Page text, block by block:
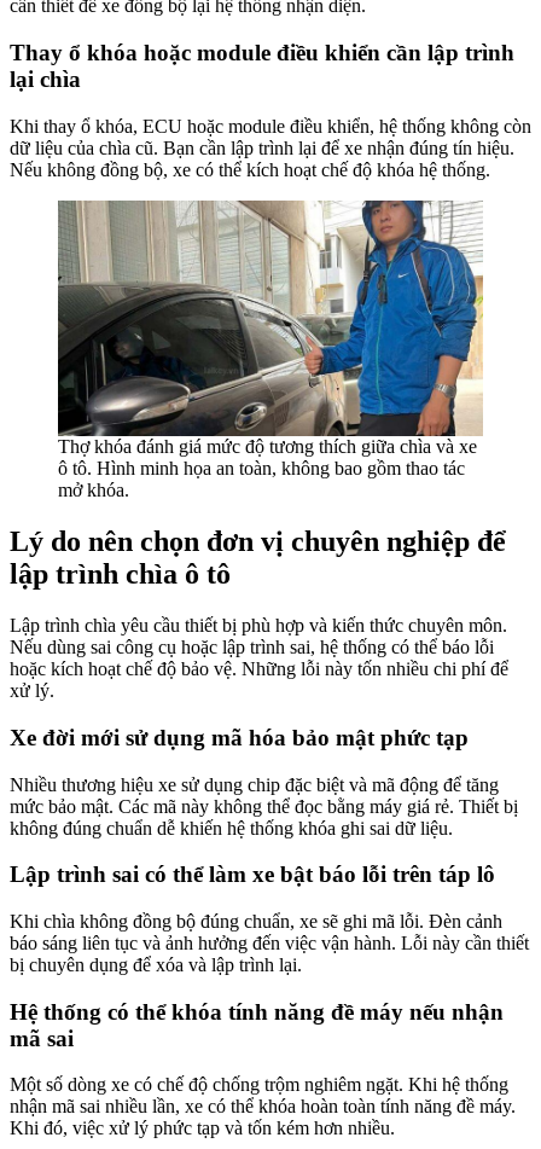
cần thiết để xe đồng bộ lại hệ thống nhận diện.
Thay ổ khóa hoặc module điều khiển cần lập trình
lại chìa
Khi thay ổ khóa, ECU hoặc module điều khiển, hệ thống không còn
dữ liệu của chìa cũ. Bạn cần lập trình lại để xe nhận đúng tín hiệu.
Nếu không đồng bộ, xe có thể kích hoạt chế độ khóa hệ thống.
Thợ khóa đánh giá mức độ tương thích giữa chìa và xe
ô tô. Hình minh họa an toàn, không bao gồm thao tác
mở khóa.
Lý do nên chọn đơn vị chuyên nghiệp để
lập trình chìa ô tô
Lập trình chìa yêu cầu thiết bị phù hợp và kiến thức chuyên môn.
Nếu dùng sai công cụ hoặc lập trình sai, hệ thống có thể báo lỗi
hoặc kích hoạt chế độ bảo vệ. Những lỗi này tốn nhiều chi phí để
xử lý.
Xe đời mới sử dụng mã hóa bảo mật phức tạp
Nhiều thương hiệu xe sử dụng chip đặc biệt và mã động để tăng
mức bảo mật. Các mã này không thể đọc bằng máy giá rẻ. Thiết bị
không đúng chuẩn dễ khiến hệ thống khóa ghi sai dữ liệu.
Lập trình sai có thể làm xe bật báo lỗi trên táp lô
Khi chìa không đồng bộ đúng chuẩn, xe sẽ ghi mã lỗi. Đèn cảnh
báo sáng liên tục và ảnh hưởng đến việc vận hành. Lỗi này cần thiết
bị chuyên dụng để xóa và lập trình lại.
Hệ thống có thể khóa tính năng đề máy nếu nhận
mã sai
Một số dòng xe có chế độ chống trộm nghiêm ngặt. Khi hệ thống
nhận mã sai nhiều lần, xe có thể khóa hoàn toàn tính năng đề máy.
Khi đó, việc xử lý phức tạp và tốn kém hơn nhiều.